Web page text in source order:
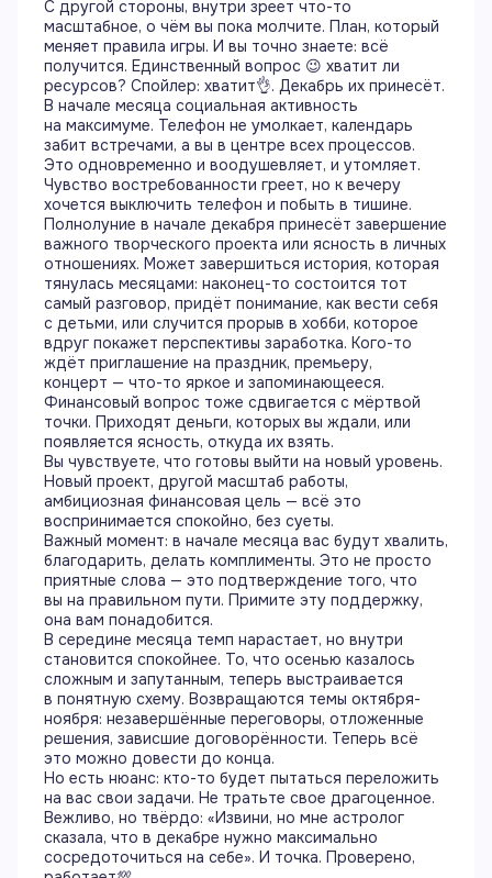
С другой стороны, внутри зреет что-то
масштабное, о чём вы пока молчите. План, который
меняет правила игры. И вы точно знаете: всё
получится. Единственный вопрос 😉 хватит ли
ресурсов? Спойлер: хватит👌. Декабрь их принесёт.
В начале месяца социальная активность
на максимуме. Телефон не умолкает, календарь
забит встречами, а вы в центре всех процессов.
Это одновременно и воодушевляет, и утомляет.
Чувство востребованности греет, но к вечеру
хочется выключить телефон и побыть в тишине.
Полнолуние в начале декабря принесёт завершение
важного творческого проекта или ясность в личных
отношениях. Может завершиться история, которая
тянулась месяцами: наконец-то состоится тот
самый разговор, придёт понимание, как вести себя
с детьми, или случится прорыв в хобби, которое
вдруг покажет перспективы заработка. Кого-то
ждёт приглашение на праздник, премьеру,
концерт — что-то яркое и запоминающееся.
Финансовый вопрос тоже сдвигается с мёртвой
точки. Приходят деньги, которых вы ждали, или
появляется ясность, откуда их взять.
Вы чувствуете, что готовы выйти на новый уровень.
Новый проект, другой масштаб работы,
амбициозная финансовая цель — всё это
воспринимается спокойно, без суеты.
Важный момент: в начале месяца вас будут хвалить,
благодарить, делать комплименты. Это не просто
приятные слова — это подтверждение того, что
вы на правильном пути. Примите эту поддержку,
она вам понадобится.
В середине месяца темп нарастает, но внутри
становится спокойнее. То, что осенью казалось
сложным и запутанным, теперь выстраивается
в понятную схему. Возвращаются темы октября-
ноября: незавершённые переговоры, отложенные
решения, зависшие договорённости. Теперь всё
это можно довести до конца.
Но есть нюанс: кто-то будет пытаться переложить
на вас свои задачи. Не тратьте свое драгоценное.
Вежливо, но твёрдо: «Извини, но мне астролог
сказала, что в декабре нужно максимально
сосредоточиться на себе». И точка. Проверено,